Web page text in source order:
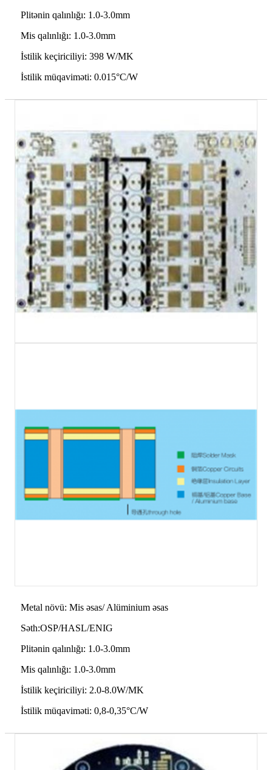
Plitənin qalınlığı: 1.0-3.0mm
Mis qalınlığı: 1.0-3.0mm
İstilik keçiriciliyi: 398 W/MK
İstilik müqaviməti: 0.015°C/W
Metal növü: Mis əsas/ Alüminium əsas
Səth:OSP/HASL/ENIG
Plitənin qalınlığı: 1.0-3.0mm
Mis qalınlığı: 1.0-3.0mm
İstilik keçiriciliyi: 2.0-8.0W/MK
İstilik müqaviməti: 0,8-0,35°C/W